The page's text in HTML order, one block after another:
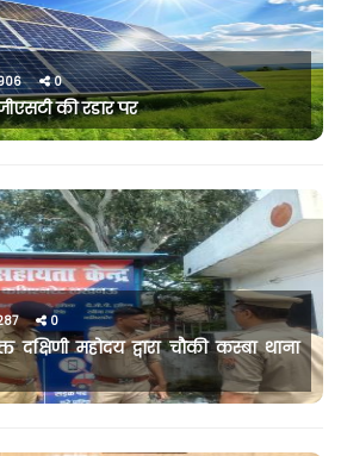
0
की रडार पर
0
दक्षिणी महोदय द्वारा चौकी कस्बा थाना